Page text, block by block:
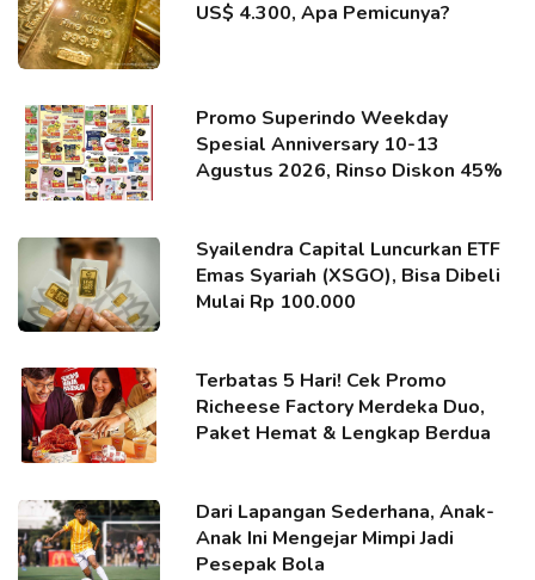
US$ 4.300, Apa Pemicunya?
Promo Superindo Weekday
Spesial Anniversary 10-13
Agustus 2026, Rinso Diskon 45%
Syailendra Capital Luncurkan ETF
Emas Syariah (XSGO), Bisa Dibeli
Mulai Rp 100.000
Terbatas 5 Hari! Cek Promo
Richeese Factory Merdeka Duo,
Paket Hemat & Lengkap Berdua
Dari Lapangan Sederhana, Anak-
Anak Ini Mengejar Mimpi Jadi
Pesepak Bola